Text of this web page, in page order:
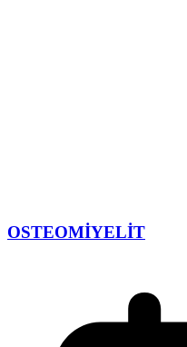
OSTEOMİYELİT